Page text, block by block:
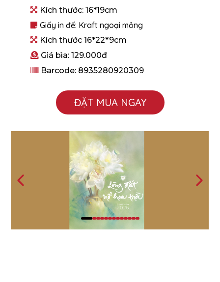
Kích thước: 16*19cm
Giấy in đế: Kraft ngoại mỏng
Kích thước 16*22*9cm
Giá bìa: 129.000đ
Barcode: 8935280920309
ĐẶT MUA NGAY